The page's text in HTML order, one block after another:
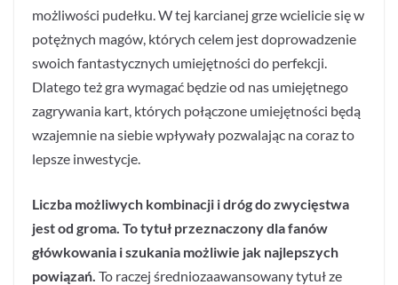
możliwości pudełku. W tej karcianej grze wcielicie się w
potężnych magów, których celem jest doprowadzenie
swoich fantastycznych umiejętności do perfekcji.
Dlatego też gra wymagać będzie od nas umiejętnego
zagrywania kart, których połączone umiejętności będą
wzajemnie na siebie wpływały pozwalając na coraz to
lepsze inwestycje.
Liczba możliwych kombinacji i dróg do zwycięstwa
jest od groma. To tytuł przeznaczony dla fanów
główkowania i szukania możliwie jak najlepszych
powiązań. To raczej średniozaawansowany tytuł ze